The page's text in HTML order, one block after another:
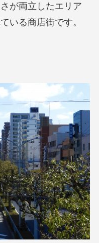
が両立したエリア
いる商店街です。